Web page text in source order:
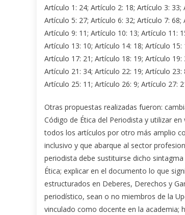
Artículo 1: 24; Artículo 2: 18; Artículo 3: 33;
Artículo 5: 27; Artículo 6: 32; Artículo 7: 68;
Artículo 9: 11; Artículo 10: 13; Artículo 11:
Artículo 13: 10; Artículo 14: 18; Artículo 15:
Artículo 17: 21; Artículo 18: 19; Artículo 19:
Artículo 21: 34; Artículo 22: 19; Artículo 23:
Artículo 25: 11; Artículo 26: 9; Artículo 27:
Otras propuestas realizadas fueron:
Código de Ética del Periodista y utilizar
todos los artículos por otro más amplio
inclusivo y que abarque al sector
periodista debe sustituirse dicho
Ética; explicar en el documento lo que
estructurados en Deberes, Derechos y
periodístico, sean o no miembros de la
vinculado como docente en la academia;